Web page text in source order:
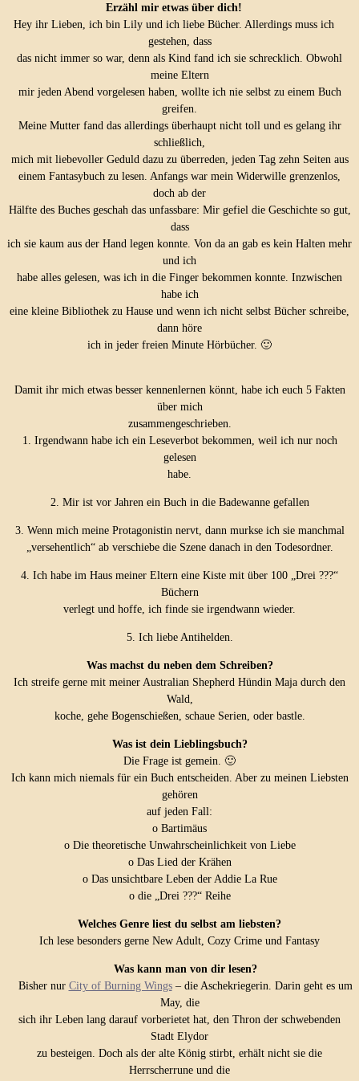
Erzähl mir etwas über dich!
Hey ihr Lieben, ich bin Lily und ich liebe Bücher. Allerdings muss ich
gestehen, dass
das nicht immer so war, denn als Kind fand ich sie schrecklich. Obwohl
meine Eltern
mir jeden Abend vorgelesen haben, wollte ich nie selbst zu einem Buch
greifen.
Meine Mutter fand das allerdings überhaupt nicht toll und es gelang ihr
schließlich,
mich mit liebevoller Geduld dazu zu überreden, jeden Tag zehn Seiten aus
einem Fantasybuch zu lesen. Anfangs war mein Widerwille grenzenlos,
doch ab der
Hälfte des Buches geschah das unfassbare: Mir gefiel die Geschichte so gut,
dass
ich sie kaum aus der Hand legen konnte. Von da an gab es kein Halten mehr
und ich
habe alles gelesen, was ich in die Finger bekommen konnte. Inzwischen
habe ich
eine kleine Bibliothek zu Hause und wenn ich nicht selbst Bücher schreibe,
dann höre
ich in jeder freien Minute Hörbücher. 🙂
Damit ihr mich etwas besser kennenlernen könnt, habe ich euch 5 Fakten
über mich
zusammengeschrieben.
1. Irgendwann habe ich ein Leseverbot bekommen, weil ich nur noch
gelesen
habe.
2. Mir ist vor Jahren ein Buch in die Badewanne gefallen
3. Wenn mich meine Protagonistin nervt, dann murkse ich sie manchmal
„versehentlich“ ab verschiebe die Szene danach in den Todesordner.
4. Ich habe im Haus meiner Eltern eine Kiste mit über 100 „Drei ???“
Büchern
verlegt und hoffe, ich finde sie irgendwann wieder.
5. Ich liebe Antihelden.
Was machst du neben dem Schreiben?
Ich streife gerne mit meiner Australian Shepherd Hündin Maja durch den
Wald,
koche, gehe Bogenschießen, schaue Serien, oder bastle.
Was ist dein Lieblingsbuch?
Die Frage ist gemein. 🙂
Ich kann mich niemals für ein Buch entscheiden. Aber zu meinen Liebsten
gehören
auf jeden Fall:
o Bartimäus
o Die theoretische Unwahrscheinlichkeit von Liebe
o Das Lied der Krähen
o Das unsichtbare Leben der Addie La Rue
o die „Drei ???“ Reihe
Welches Genre liest du selbst am liebsten?
Ich lese besonders gerne New Adult, Cozy Crime und Fantasy
Was kann man von dir lesen?
Bisher nur City of Burning Wings– die Aschekriegerin. Darin geht es um
May, die
sich ihr Leben lang darauf vorberietet hat, den Thron der schwebenden
Stadt Elydor
zu besteigen. Doch als der alte König stirbt, erhält nicht sie die
Herrscherrune und die